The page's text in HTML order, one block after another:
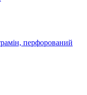
перфорований